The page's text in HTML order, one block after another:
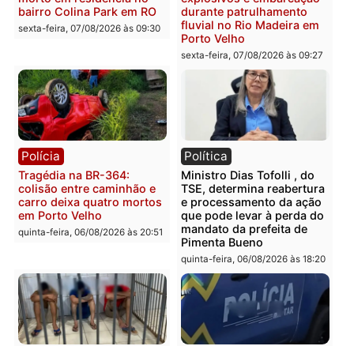
Casal é preso pela PRF
com mais de 72 quilos de
mercúrio escondidos em
sexta-feira, 07/08/2026 às 09:38
Polícia Civil deflagra
operação contra facção
criminosa que atacava
provedores de internet
Rondônia
sexta-feira, 07/08/2026 às
Polícia
Homem é encontrado
morto em residência no
Polícia
Polícia Militar apreende
explosivos e
durante patrulhamento
fluvial no Rio Madeira em
Porto Velho
sexta-feira, 07/08/2026 às